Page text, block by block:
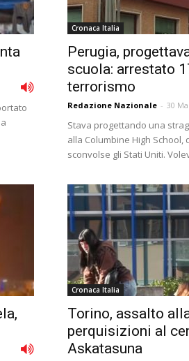
Cronaca Italia
Perugia,
scuola: arrestato
terrorismo
Redazione Nazionale - 30
Stava progettando una
alla Columbine High School,
sconvolse gli Stati Uniti.
Cronaca Italia
Torino, assalto
perquisizioni al
Askatasuna